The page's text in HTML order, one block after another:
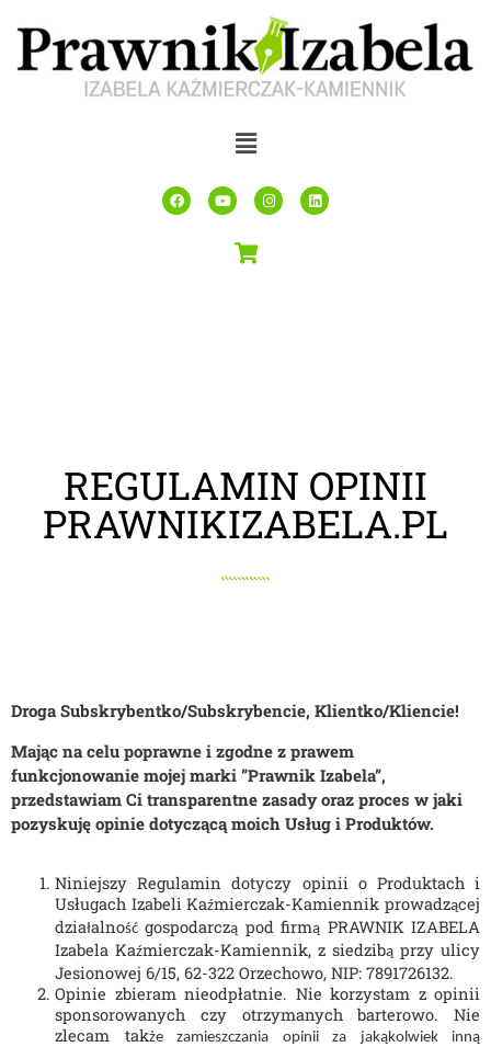
REGULAMIN OPINII
PRAWNIKIZABELA.PL
Droga Subskrybentko/Subskrybencie, Klientko/Kliencie!
Mając na celu poprawne i zgodne z prawem
funkcjonowanie mojej marki ”Prawnik Izabela”,
przedstawiam Ci transparentne zasady oraz proces w jaki
pozyskuję opinie dotyczącą moich Usług i Produktów.
Niniejszy Regulamin dotyczy opinii o Produktach i
Usługach Izabeli Kaźmierczak-Kamiennik prowadzącej
działalność gospodarczą pod firmą PRAWNIK IZABELA
Izabela Kaźmierczak-Kamiennik, z siedzibą przy ulicy
Jesionowej 6/15, 62-322 Orzechowo, NIP: 7891726132.
Opinie zbieram nieodpłatnie. Nie korzystam z opinii
sponsorowanych czy otrzymanych barterowo. Nie
zlecam także zamieszczania opinii za jakąkolwiek inną